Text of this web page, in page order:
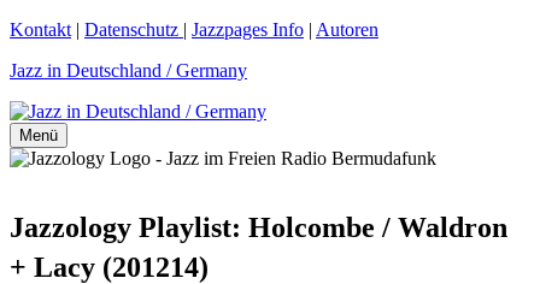
Zum
springen
Kontakt | Datenschutz | Jazzpages Info | Autoren
Jazz in Deutschland / Germany
Menü
Jazzology Playlist: Holcombe / Waldron
+ Lacy (201214)